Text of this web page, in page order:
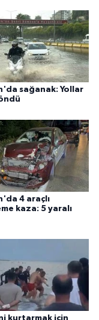
sağanak: Yollar
4 araçlı
kaza: 5 yaralı
kurtarmak için